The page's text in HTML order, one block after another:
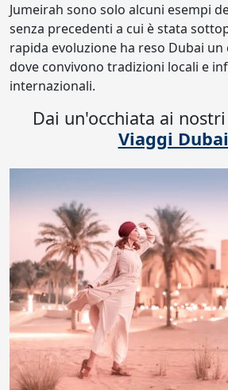
Jumeirah sono solo alcuni esempi
senza precedenti a cui è stata
rapida evoluzione ha reso Dubai
dove convivono tradizioni locali e
internazionali.
Dai un'occhiata ai
Viaggi Dubai